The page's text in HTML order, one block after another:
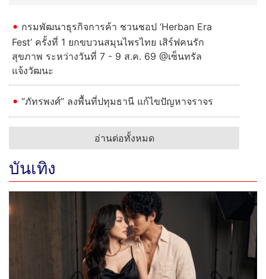
กรมพัฒนาธุรกิจการค้า ชวนชอป ‘Herban Era
Fest’ ครั้งที่ 1 ยกขบวนสมุนไพรไทย เสิร์ฟคนรัก
สุขภาพ ระหว่างวันที่ 7 - 9 ส.ค. 69 @เซ็นทรัล
แจ้งวัฒนะ
“ภัทรพงศ์” ลงพื้นที่ปทุมธานี แก้ไขปัญหาจราจร
อ่านต่อทั้งหมด
บันเทิง